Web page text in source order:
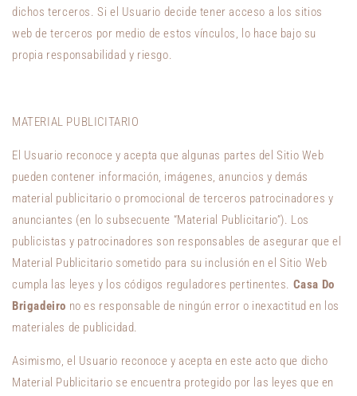
dichos terceros. Si el Usuario decide tener acceso a los sitios
web de terceros por medio de estos vínculos, lo hace bajo su
propia responsabilidad y riesgo.
MATERIAL PUBLICITARIO
El Usuario reconoce y acepta que algunas partes del Sitio Web
pueden contener información, imágenes, anuncios y demás
material publicitario o promocional de terceros patrocinadores y
anunciantes (en lo subsecuente “Material Publicitario”). Los
publicistas y patrocinadores son responsables de asegurar que el
Material Publicitario sometido para su inclusión en el Sitio Web
cumpla las leyes y los códigos reguladores pertinentes. Casa Do
Brigadeiro no es responsable de ningún error o inexactitud en los
materiales de publicidad.
Asimismo, el Usuario reconoce y acepta en este acto que dicho
Material Publicitario se encuentra protegido por las leyes que en